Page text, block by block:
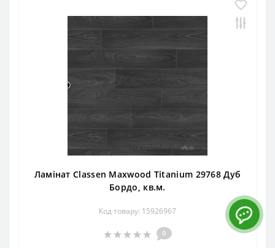
Ламінат Classen Maxwood Titanium 29768 Дуб
Бордо, кв.м.
Код товару: 15926967
0